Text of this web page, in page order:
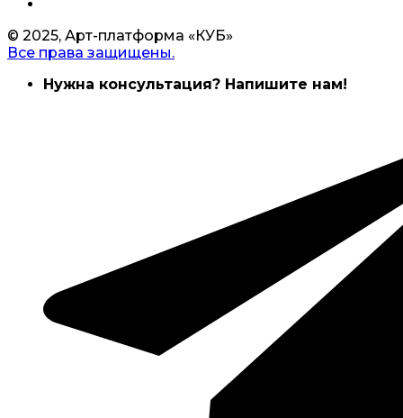
© 2025, Арт-платформа «КУБ»
Все права защищены.
Нужна консультация? Напишите нам!